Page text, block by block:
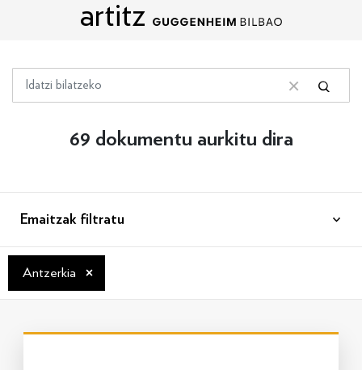
Edukira zuzenean joan
artitz
Bilatu
Bilaketa garbitu
Bilatu
69 dokumentu aurkitu dira
Emaitzak filtratu
Antzerkia ×